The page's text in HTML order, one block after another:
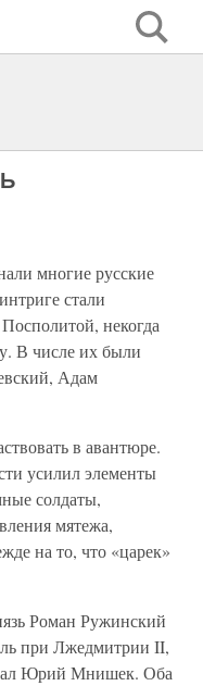
многие русские
стали
некогда
В числе их были
Адам
в авантюре.
усилил элементы
солдаты,
мятежа,
на то, что «царек»
Роман Ружинский
при Лжедмитрии II,
Юрий Мнишек. Оба